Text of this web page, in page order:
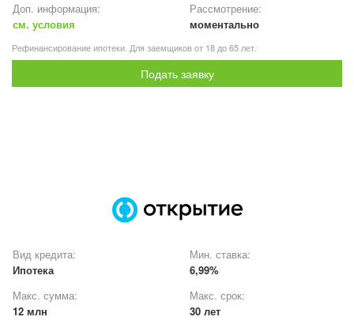
Доп. информация:
см. условия
Рассмотрение:
моментально
Рефинансирование ипотеки. Для заемщиков от 18 до 65 лет.
Подать заявку
Вид кредита:
Ипотека
Мин. ставка:
6,99%
Макс. сумма:
12 млн
Макс. срок:
30 лет